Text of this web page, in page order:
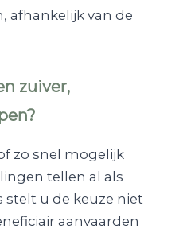
afhankelijk van de
zuiver,
zo snel mogelijk
tellen al als
stelt u de keuze niet
aanvaarden